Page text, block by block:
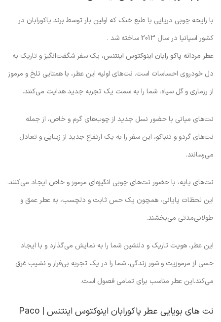
با رایحه چوبی دریایی با طبع خنک که اولین بار توسط برند پاکورابان در
کشور اسپانیا در سال 2013 ساخته شد .
عطر مردانه پاکو رابان اینوکتوس اینتنس، یک سفر شگفت‌انگیز و تاریک به
دل خودروی احساسات است. نت‌های اولیه این عطر، با همتایی تلخ و مرموز
از رزماری و گل سیاه، شما را به سمت یک تجربه جدید هدایت می‌کنند.
نت‌های میانی با حضور نسل جدید از چوب‌های گرم و خاص، از جمله
نت‌های گردو و تنباکو، این سفر را به یک ارتفاع جدید از زیبایی و تعادل
می‌رسانند.
نت‌های پایه، با حضور نت‌های چوبی انگیزه‌ای مرموز و خاص ایجاد می‌کنند.
این لحظات پایانی، همچون یک حس ثابت و دلچسب، به عطر عمق و
طولانی‌مدتی می‌بخشند.
این عطر، هویت تاریک و دلنشین شما را به نمایش می‌گذارد و با ایجاد
حسی از مرموزیت و شور زندگی، شما را در یک تجربه بی‌فراز و نشیب غرق
می‌کند.این عطر مناسب برای تمامی فصول است.
نت های بویایی عطر پاکورابان اینوکتوس اینتنس | Paco